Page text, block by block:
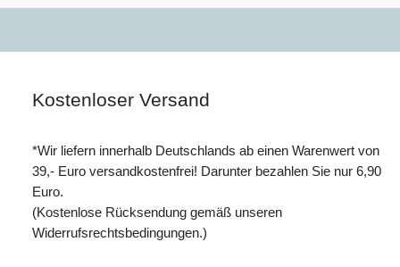
Kostenloser Versand
*Wir liefern innerhalb Deutschlands ab einen Warenwert von
39,- Euro versandkostenfrei! Darunter bezahlen Sie nur 6,90
Euro.
(Kostenlose Rücksendung gemäß unseren
Widerrufsrechtsbedingungen.)